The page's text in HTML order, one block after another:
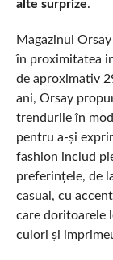
alte surprize.
Magazinul
în proximitatea
de aproximativ
ani, Orsay
trendurile în
pentru a-și
fashion includ
preferințele, de
casual, cu
care doritoarele
culori și